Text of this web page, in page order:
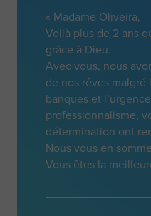
« Madame Oliveira,
Voilà plus de 2 ans
grâce à Dieu.
Avec vous, nous
de nos rêves malgré
banques et
professionnalisme,
détermination ont
Nous vous en
Vous êtes la